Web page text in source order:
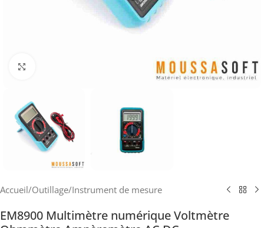
Accueil/Outillage/Instrument de mesure
EM8900 Multimètre numérique Voltmètre